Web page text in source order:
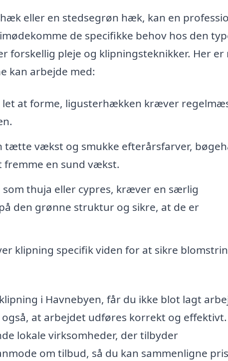
eller en stedsegrøn hæk, kan en
de specifikke behov hos den
pleje og klipningsteknikker. Her er
kan arbejde med:
let at forme, ligusterhækken kræver
tætte vækst og smukke efterårsfarver,
en sund vækst.
som thuja eller cypres, kræver en særlig
den grønne struktur og sikre, at de er
klipning specifik viden for at sikre
i Havnebyen, får du ikke blot lagt
at arbejdet udføres korrekt og effektivt.
lokale virksomheder, der tilbyder
om tilbud, så du kan sammenligne